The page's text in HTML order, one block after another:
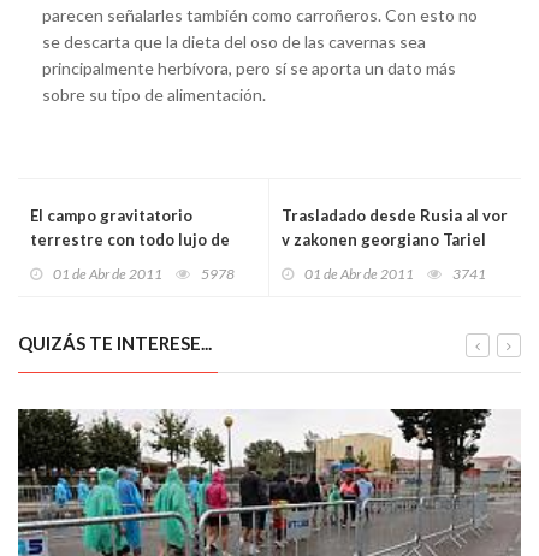
parecen señalarles también como carroñeros. Con esto no
se descarta que la dieta del oso de las cavernas sea
principalmente herbívora, pero sí se aporta un dato más
sobre su tipo de alimentación.
El campo gravitatorio
terrestre con todo lujo de
01 de Abr de 2011 5978
Trasladado desde Rusia al vor
v zakonen georgiano Tariel
01 de Abr de 2011 3741
QUIZÁS TE INTERESE...